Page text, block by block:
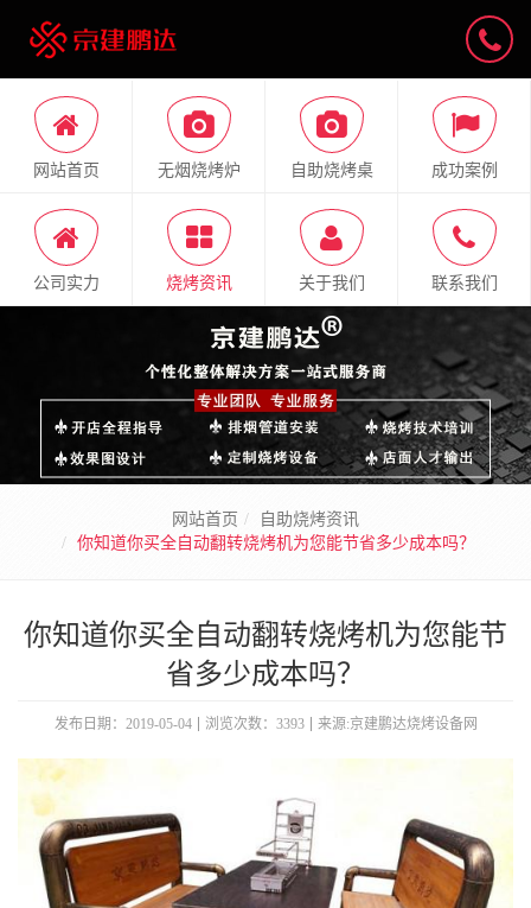
网站首页 无烟烧烤炉 自助烧烤桌 成功案例
公司实力 烧烤资讯 关于我们 联系我们
网站首页
自助烧烤资讯
你知道你买全自动翻转烧烤机为您能节省多少成本吗？
你知道你买全自动翻转烧烤机为您能节
省多少成本吗？
发布日期：2019-05-04 浏览次数：3393 来源:京建鹏达烧烤设备网